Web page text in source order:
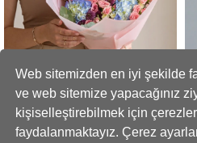
Web sitemizden en iyi şekilde
ve web sitemize yapacağınız
kişiselleştirebilmek için
faydalanmaktayız. Çerez
5799,99 TL 5299,99 TL